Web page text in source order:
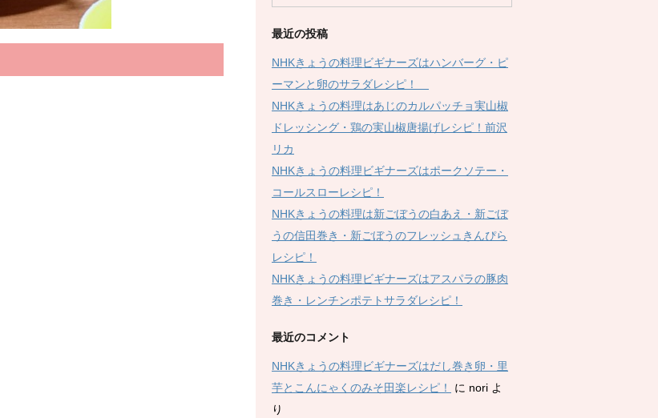
最近の投稿
NHKきょうの料理ビギナーズはハンバーグ・ピ
ーマンと卵のサラダレシピ！
NHKきょうの料理はあじのカルパッチョ実山椒
ドレッシング・鶏の実山椒唐揚げレシピ！前沢
リカ
NHKきょうの料理ビギナーズはポークソテー・
コールスローレシピ！
NHKきょうの料理は新ごぼうの白あえ・新ごぼ
うの信田巻き・新ごぼうのフレッシュきんぴら
レシピ！
NHKきょうの料理ビギナーズはアスパラの豚肉
巻き・レンチンポテトサラダレシピ！
最近のコメント
NHKきょうの料理ビギナーズはだし巻き卵・里
芋とこんにゃくのみそ田楽レシピ！
に nori よ
り